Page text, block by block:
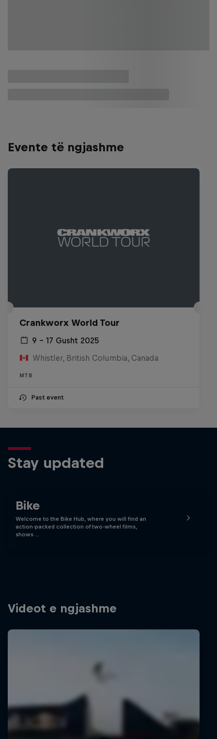
Evente të ngjashme
Crankworx World Tour
9 – 17 Gusht 2025
Whistler, British Columbia, Canada
MTB
Past event
Stay updated
Bike
Welcome to the Bike Hub, where you will find an
action-packed collection of two-wheel films,
shows …
Videot e ngjashme